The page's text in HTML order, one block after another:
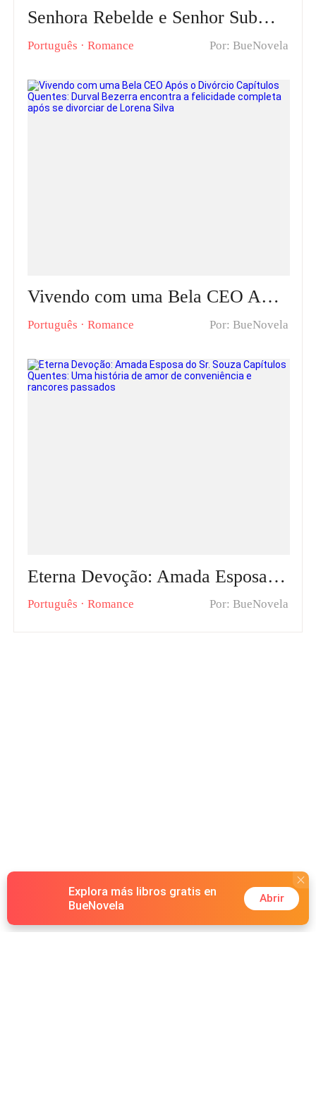
Senhora Rebelde e Senhor Submisso Capítulos Quentes: Reconquistando a Ex-Mulher com Amor, Carinho e Compreensão
Português ·Romance Por: BueNovela
Vivendo com uma Bela CEO Após o Divórcio Capítulos Quentes: Durval Bezerra encontra a felicidade completa após se divorciar de Lorena Silva
Português ·Romance Por: BueNovela
Eterna Devoção: Amada Esposa do Sr. Souza Capítulos Quentes: Uma história de amor de conveniência e rancores passados
Português ·Romance Por: BueNovela
Explora más libros gratis en
BueNovela
Abrir